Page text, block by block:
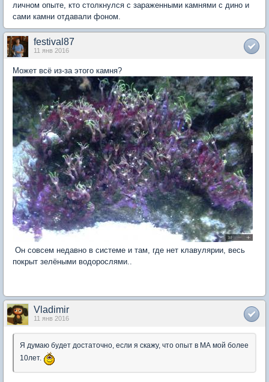
личном опыте, кто столкнулся с зараженными камнями с дино и
сами камни отдавали фоном.
festival87
11 янв 2016
Может всё из-за этого камня?
Он совсем недавно в системе и там, где нет клавулярии, весь
покрыт зелёными водорослями..
Vladimir
11 янв 2016
Я думаю будет достаточно, если я скажу, что опыт в МА мой более
10лет.